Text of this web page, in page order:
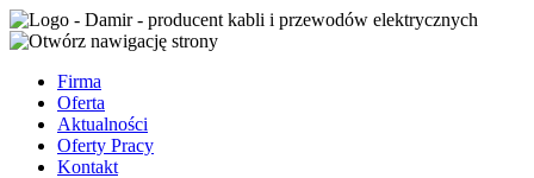
Firma
Oferta
Aktualności
Oferty Pracy
Kontakt